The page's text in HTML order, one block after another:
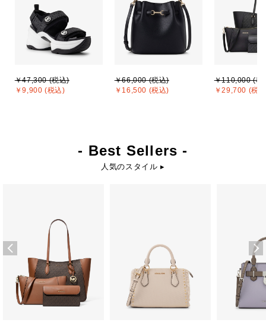
￥47,300 (税込)
￥9,900 (税込)
￥66,000 (税込)
￥16,500 (税込)
￥110,000 (税
￥29,700 (税
- Best Sellers -
人気のスタイル ▸